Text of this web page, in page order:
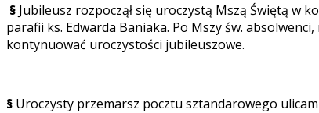
§ Jubileusz rozpoczął się uroczystą Mszą Świętą w
parafii ks. Edwarda Baniaka. Po Mszy św.
kontynuować uroczystości jubileuszowe.
§ Uroczysty przemarsz pocztu sztandarowego